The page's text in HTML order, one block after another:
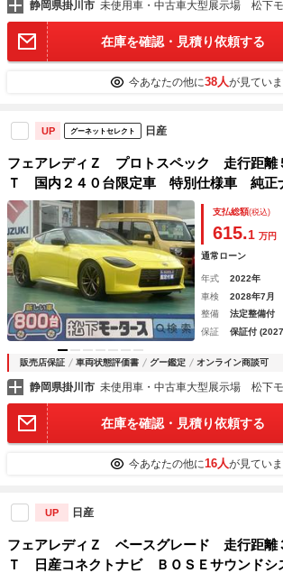
静岡県掛川市 未使用車・中古車大型展示場 松下
在庫を確認・見積り依頼する
今あなたの他に38人が見てい
UP グーネットセレクト 日産
フェアレディＺ プロトスペック 走行距
Ｔ 国内２４０台限定車 特別仕様車 純
ＢＯＳＥサウンドシステム デュアルマフラ
ブレーキキャリパー ＲＡＹＳ製１９インチ
ル
支払総額(税込)
615.1 万円
通常ローン
年式 2022年
車検
2028年7月
整備
法定整備付
保証
保証付
販売店保証 車両状態評価書 グー鑑定 オンライン商談可
静岡県掛川市 未使用車・中古車大型展示場 松下
在庫を確認・見積り依頼する
今あなたの他に16人が見てい
UP 日産
フェアレディＺ ベースグレード 走行距離
Ｔ 日産コネクトナビ ＢＯＳＥサウンド